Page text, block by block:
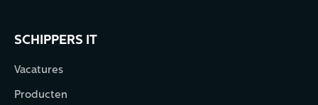
SCHIPPERS IT
Vacatures
Producten